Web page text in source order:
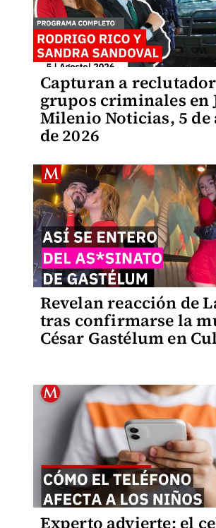
Capturan a
grupos criminales en
Milenio Noticias, 5 de
de 2026
Revelan reacción de
tras confirmarse la
César Gastélum en
Experto advierte: el